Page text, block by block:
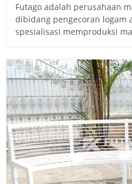
Futago adalah perusahaan
dibidang pengecoran logam
spesialisasi memproduksi